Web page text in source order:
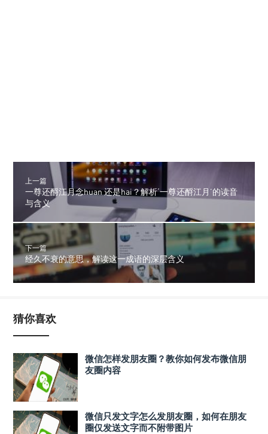
上一篇
一尊还酹江月念huan 还是hai？解析‘一尊还酹江月’的读音
与含义
下一篇
经久不衰的意思，解读这一成语的深层含义
猜你喜欢
微信怎样发朋友圈？教你如何发布微信朋
友圈内容
微信只发文字怎么发朋友圈，如何在朋友
圈仅发送文字而不附带图片